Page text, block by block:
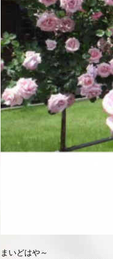
まいどはや～